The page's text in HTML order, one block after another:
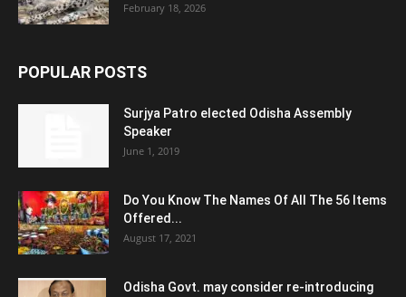
February 18, 2026
POPULAR POSTS
Surjya Patro elected Odisha Assembly
Speaker
June 1, 2019
Do You Know The Names Of All The 56 Items
Offered...
August 17, 2021
Odisha Govt. may consider re-introducing